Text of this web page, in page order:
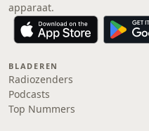
apparaat.
BLADEREN
Radiozenders
Podcasts
Top Nummers